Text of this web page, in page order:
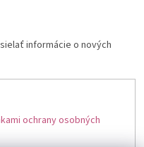
informácie o nových
ochrany osobných